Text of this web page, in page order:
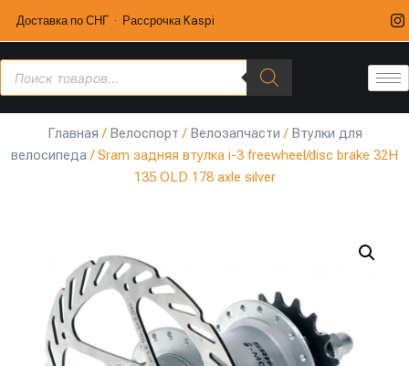
Доставка по СНГ · Рассрочка Kaspi
Главная / Велоспорт / Велозапчасти / Втулки для
велосипеда/ Sram задняя втулка i-3 freewheel/disc brake 32H
135 OLD 178 axle silver